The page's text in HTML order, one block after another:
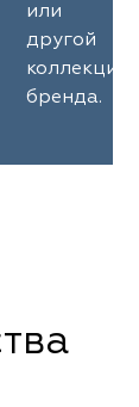
или
другой
коллекции
бренда.